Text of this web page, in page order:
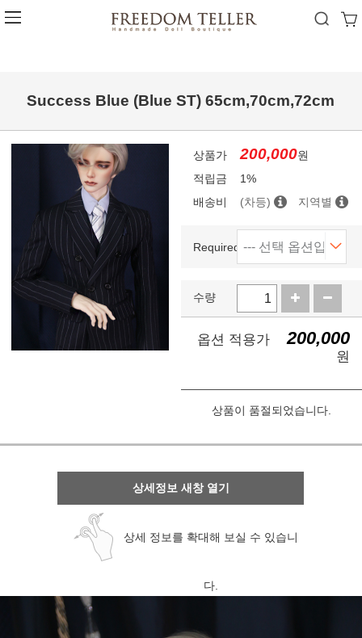
Success Blue (Blue ST) 65cm,70cm,72cm
상품가 200,000원
적립금
1%
배송비
(차등) 지역별
Required(Set)
수량
옵션 적용가 200,000
원
상품이 품절되었습니다.
상세정보 새창 열기
상세 정보를 확대해 보실 수 있습니
다.